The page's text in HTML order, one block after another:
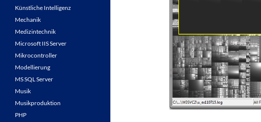
Künstliche Intelligenz
Mechanik
Medizintechnik
Microsoft IIS Server
Mikrocontroller
Modellierung
MS SQL Server
Musik
Musikproduktion
PHP